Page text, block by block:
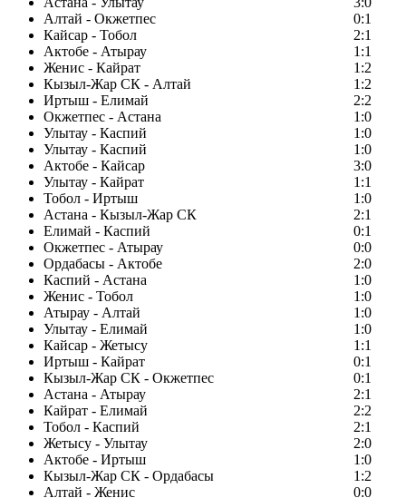
Алтай - Окжетпес
0:1
Кайсар - Тобол
2:1
Актобе - Атырау
1:1
Женис - Кайрат
1:2
Кызыл-Жар СК - Алтай
1:2
Иртыш - Елимай
2:2
Окжетпес - Астана
1:0
Улытау - Каспий
1:0
Улытау - Каспий
1:0
Актобе - Кайсар
3:0
Улытау - Кайрат
1:1
Тобол - Иртыш
1:0
Астана - Кызыл-Жар СК
2:1
Елимай - Каспий
0:1
Окжетпес - Атырау
0:0
Ордабасы - Актобе
2:0
Каспий - Астана
1:0
Женис - Тобол
1:0
Атырау - Алтай
1:0
Улытау - Елимай
1:0
Кайсар - Жетысу
1:1
Иртыш - Кайрат
0:1
Кызыл-Жар СК - Окжетпес
0:1
Астана - Атырау
2:1
Кайрат - Елимай
2:2
Тобол - Каспий
2:1
Жетысу - Улытау
2:0
Актобе - Иртыш
1:0
Кызыл-Жар СК - Ордабасы
1:2
Алтай - Женис
0:0